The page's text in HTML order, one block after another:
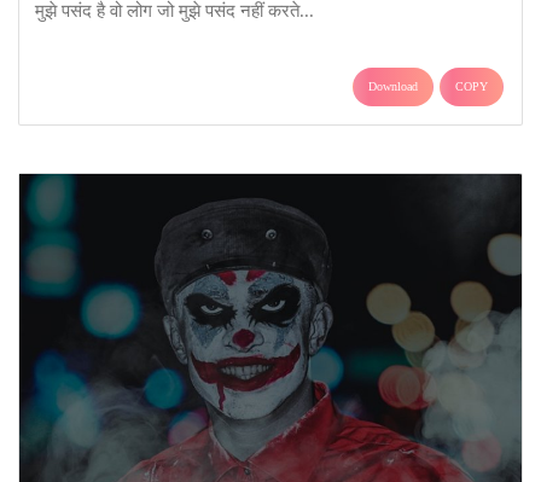
मुझे पसंद है वो लोग जो मुझे पसंद नहीं करते...
Download COPY